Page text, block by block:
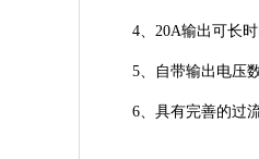
4、20A输出可长时
5、自带输出电压数
6、具有完善的过流